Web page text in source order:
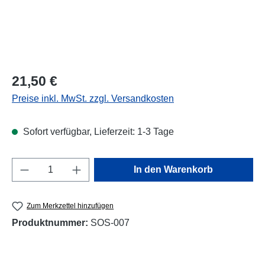
Regulärer Preis:
21,50 €
Preise inkl. MwSt. zzgl. Versandkosten
Sofort verfügbar, Lieferzeit: 1-3 Tage
Produkt Anzahl: Gib den gewünschten
In den Warenkorb
Zum Merkzettel hinzufügen
Produktnummer: SOS-007